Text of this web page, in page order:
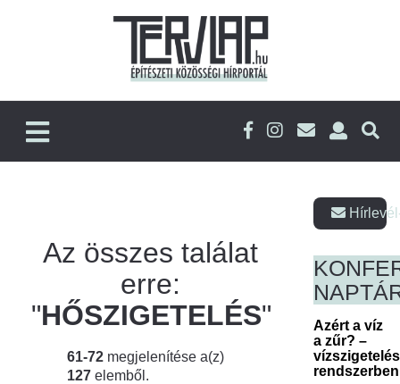
Az összes találat
erre:
"HŐSZIGETELÉS"
61-72 megjelenítése a(z)
127 elemből.
Azért a víz
a zűr? –